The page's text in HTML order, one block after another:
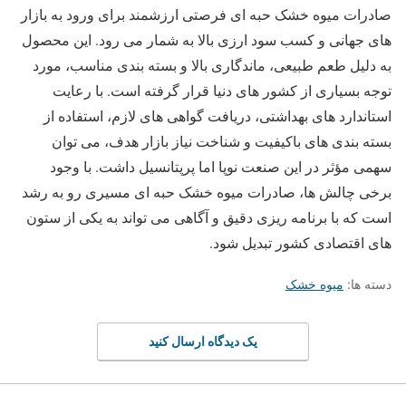
صادرات میوه خشک حبه ‌ای فرصتی ارزشمند برای ورود به بازار
های جهانی و کسب سود ارزی بالا به شمار می ‌رود. این محصول
به دلیل طعم طبیعی، ماندگاری بالا و بسته ‌بندی مناسب، مورد
توجه بسیاری از کشور های دنیا قرار گرفته است. با رعایت
استاندارد های بهداشتی، دریافت گواهی ‌های لازم، استفاده از
بسته بندی ‌های باکیفیت و شناخت نیاز بازار هدف، می ‌توان
سهمی مؤثر در این صنعت نوپا اما پرپتانسیل داشت. با وجود
برخی چالش ‌ها، صادرات میوه خشک حبه‌ ای مسیری رو به رشد
است که با برنامه ‌ریزی دقیق و آگاهی می ‌تواند به یکی از ستون‌
های اقتصادی کشور تبدیل شود.
دسته ها: میوه خشک
یک دیدگاه ارسال کنید